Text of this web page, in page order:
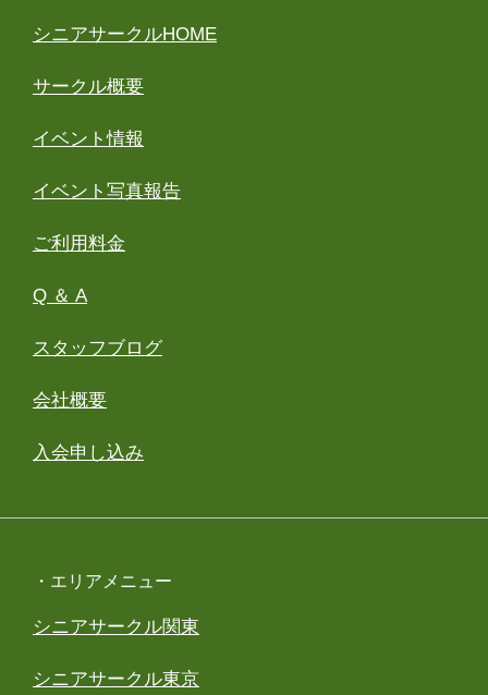
シニアサークルHOME
サークル概要
イベント情報
イベント写真報告
ご利用料金
Q ＆ A
スタッフブログ
会社概要
入会申し込み
・エリアメニュー
シニアサークル関東
シニアサークル東京